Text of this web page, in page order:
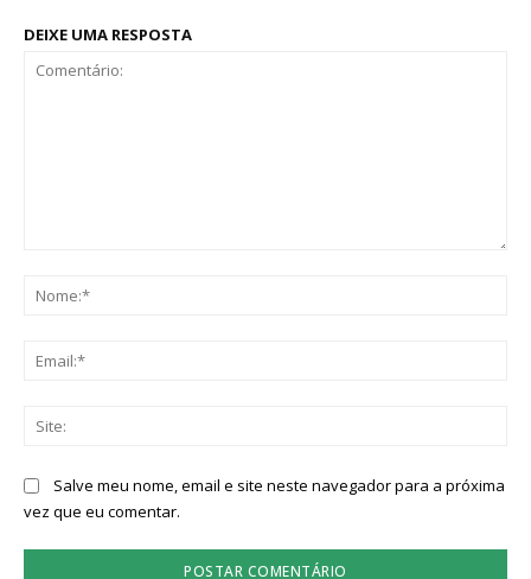
DEIXE UMA RESPOSTA
Salve meu nome, email e site neste navegador para a próxima
vez que eu comentar.